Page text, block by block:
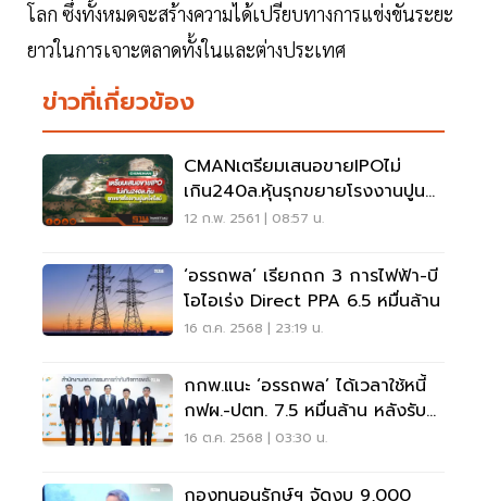
โลก ซึ่งทั้งหมดจะสร้างความได้เปรียบทางการแข่งขันระยะ
ยาวในการเจาะตลาดทั้งในและต่างประเทศ
ข่าวที่เกี่ยวข้อง
CMANเตรียมเสนอขายIPOไม่
เกิน240ล.หุ้นรุกขยายโรงงานปูนค
วิกไลม์
12 ก.พ. 2561 | 08:57 น.
‘อรรถพล’ เรียกถก 3 การไฟฟ้า-บี
โอไอเร่ง Direct PPA 6.5 หมื่นล้าน
16 ต.ค. 2568 | 23:19 น.
กกพ.แนะ ‘อรรถพล’ ได้เวลาใช้หนี้
กฟผ.-ปตท. 7.5 หมื่นล้าน หลังรับ
ภาระค่าไฟแทนประชาชน
16 ต.ค. 2568 | 03:30 น.
กองทุนอนุรักษ์ฯ จัดงบ 9,000